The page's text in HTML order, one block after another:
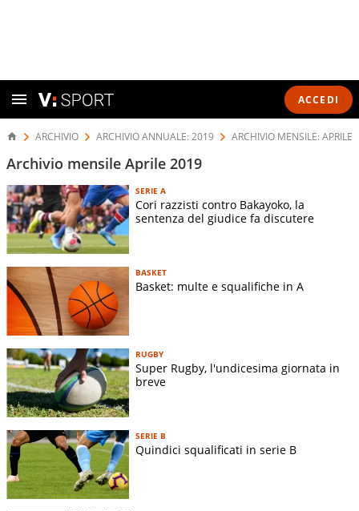
ACCEDI
ARCHIVIO ARCHIVIO ANNUALE: 2019 ARCHIVIO MENSILE: APRILE
Archivio mensile Aprile 2019
SERIE A
Cori razzisti contro Bakayoko, la
sentenza del giudice fa discutere
BASKET
Basket: multe e squalifiche in A
RUGBY
Super Rugby, l'undicesima giornata in
breve
SERIE B
Quindici squalificati in serie B